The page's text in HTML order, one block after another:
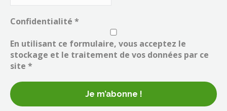
Confidentialité *
En utilisant ce formulaire, vous acceptez le
stockage et le traitement de vos données par ce
site *